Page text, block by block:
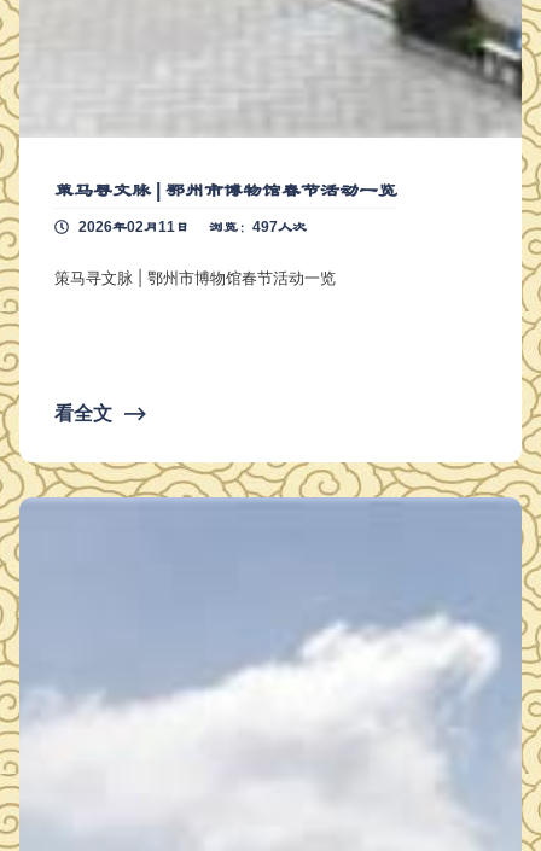
策马寻文脉 | 鄂州市博物馆春节活动一览
2026年02月11日 浏览：497人次
策马寻文脉 | 鄂州市博物馆春节活动一览
看全文 ⟶